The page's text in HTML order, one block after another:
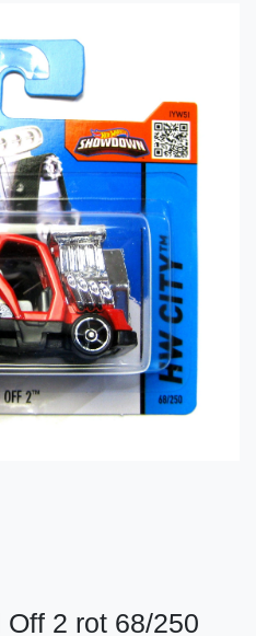
Off 2 rot 68/250